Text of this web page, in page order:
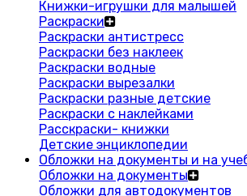
Книжки-игрушки для малышей
Раскраски
Раскраски антистресс
Раскраски без наклеек
Раскраски водные
Раскраски вырезалки
Раскраски разные детские
Раскраски с наклейками
Расскраски- книжки
Детские энциклопедии
Обложки на документы и на
Обложки на документы
Обложки для автодокументов